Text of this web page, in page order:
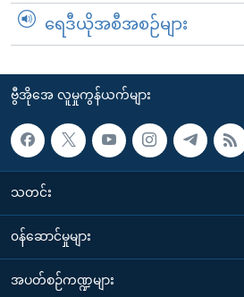
ရေဒီယိုအစီအစဉ်များ
ဗွီအိုအေ လူမှုကွန်ယက်များ
သတင်း
၀န်ဆောင်မှုများ
အပတ်စဉ်ကဏ္ဍများ